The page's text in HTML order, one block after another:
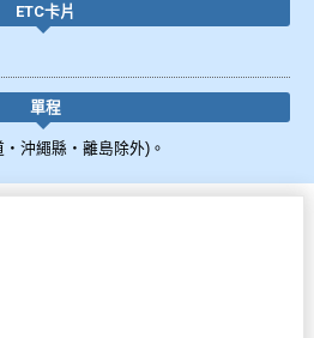
ETC卡片
單程
沖繩縣・離島除外)。